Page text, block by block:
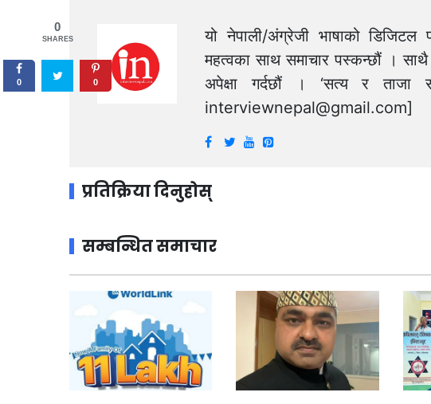
यो नेपाली/अंग्रेजी भाषाको
महत्वका साथ समाचार पस्कन्छौं ।
अपेक्षा गर्दछौं । ‘सत्य र
interviewnepal@gmail.com]
प्रतिक्रिया दिनुहोस्
सम्बन्धित समाचार
0
SHARES
0 0